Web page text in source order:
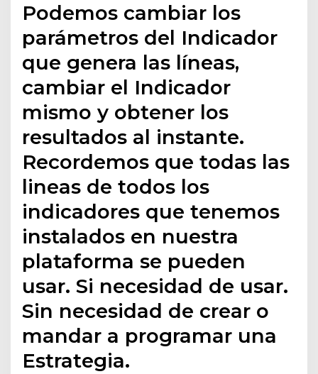
Podemos cambiar los
parámetros del Indicador
que genera las líneas,
cambiar el Indicador
mismo y obtener los
resultados al instante.
Recordemos que todas las
lineas de todos los
indicadores que tenemos
instalados en nuestra
plataforma se pueden
usar. Si necesidad de usar.
Sin necesidad de crear o
mandar a programar una
Estrategia.